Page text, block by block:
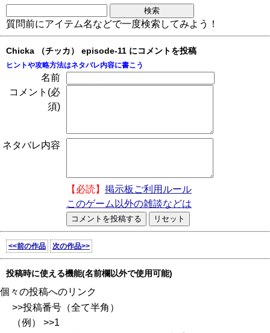
質問前にアイテム名などで一度検索してみよう！
Chicka （チッカ） episode-11 にコメントを投稿
ヒントや攻略方法はネタバレ内容に書こう
名前
コメント(必
須)
ネタバレ内容
【必読】 掲示板ご利用ルール
このゲーム以外の雑談などは
<<前の作品 次の作品>>
投稿時に使える機能(名前欄以外で使用可能)
個々の投稿へのリンク
>>投稿番号（全て半角）
（例） >>1